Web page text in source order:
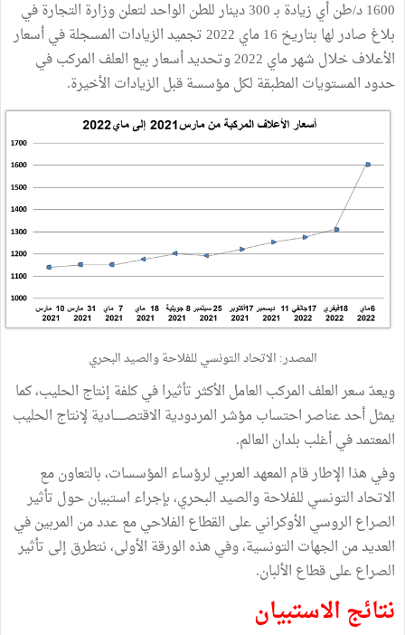
1600 د/طن أي زيادة بـ 300 دينار للطن الواحد لتعلن وزارة التجارة في
بلاغ صادر لها بتاريخ 16 ماي 2022 تجميد الزيادات المسجلة في أسعار
الأعلاف خلال شهر ماي 2022 وتحديد أسعار بيع العلف المركب في
حدود المستويات المطبقة لكل مؤسسة قبل الزيادات الأخيرة.
المصدر: الاتحاد التونسي للفلاحة والصيد البحري
ويعدّ سعر العلف المركب العامل الأكثر تأثيرا في كلفة إنتاج الحليب، كما
يمثل أحد عناصر احتساب مؤشر المردودية الاقتصــــــادية لإنتاج الحليب
المعتمد في أغلب بلدان العالم.
وفي هذا الإطار قام المعهد العربي لرؤساء المؤسسات، بالتعاون مع
الاتحاد التونسي للفلاحة والصيد البحري، بإجراء استبيان حول تأثير
الصراع الروسي الأوكراني على القطاع الفلاحي مع عدد من المربين في
العديد من الجهات التونسية، وفي هذه الورقة الأولى، نتطرق إلى تأثير
الصراع على قطاع الألبان.
نتائج الاستبيان